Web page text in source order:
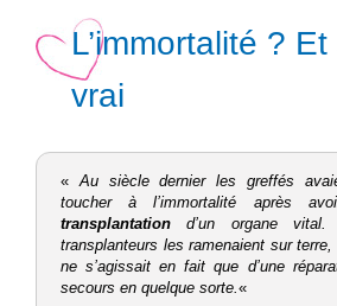
L’immortalité ? Et
vrai
«Au siècle dernier les greffés
toucher à l’immortalité après
transplantation d’un organe vital.
transplanteurs les ramenaient sur
ne s’agissait en fait que d’une
secours en quelque sorte.«